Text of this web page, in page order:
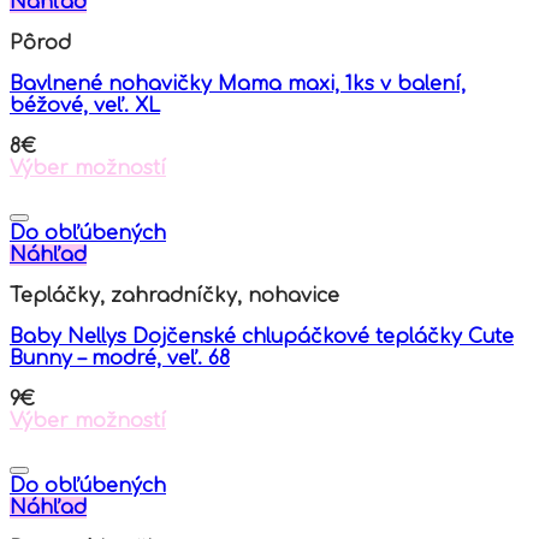
Pôrod
Bavlnené nohavičky Mama maxi, 1ks v balení,
béžové, veľ. XL
8€
Výber možností
product
has
multiple
The
may
be
chosen
on
the
page
Do obľúbených
Náhľad
Tepláčky, zahradníčky, nohavice
Baby Nellys Dojčenské chlupáčkové tepláčky Cute
Bunny – modré, veľ. 68
9€
Výber možností
product
has
multiple
Do obľúbených
Náhľad